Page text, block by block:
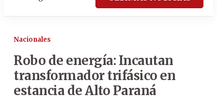
Nacionales
Robo de energía: Incautan
transformador trifásico en
estancia de Alto Paraná